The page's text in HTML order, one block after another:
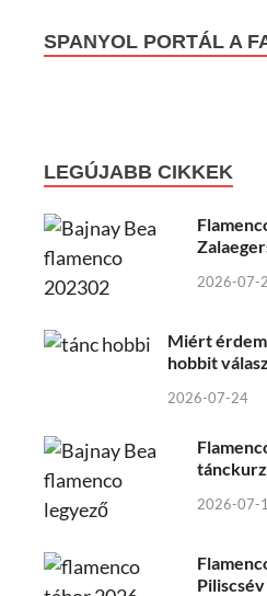
SPANYOL PORTÁL A
LEGÚJABB CIKKEK
2026-07-
Miért
hobbit
2026-07-24
2026-07-
Piliscsév